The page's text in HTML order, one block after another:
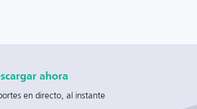
ahora
en directo, al instante